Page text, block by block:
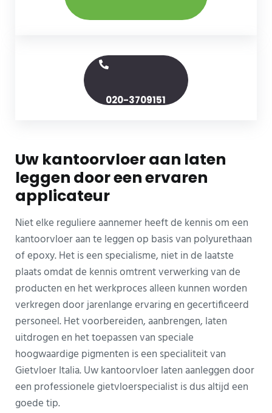
020-3709151
Uw kantoorvloer aan laten
leggen door een ervaren
applicateur
Niet elke reguliere aannemer heeft de kennis om een
kantoorvloer aan te leggen op basis van polyurethaan
of epoxy. Het is een specialisme, niet in de laatste
plaats omdat de kennis omtrent verwerking van de
producten en het werkproces alleen kunnen worden
verkregen door jarenlange ervaring en gecertificeerd
personeel. Het voorbereiden, aanbrengen, laten
uitdrogen en het toepassen van speciale
hoogwaardige pigmenten is een specialiteit van
Gietvloer Italia. Uw kantoorvloer laten aanleggen door
een professionele gietvloerspecialist is dus altijd een
goede tip.